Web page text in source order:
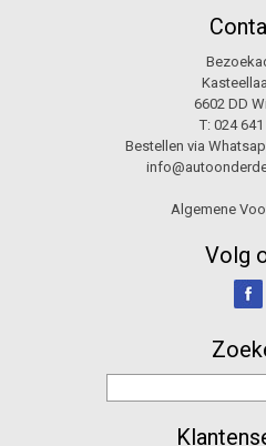
6602 DD
T: 024
Bestellen via
Algemene
Volg